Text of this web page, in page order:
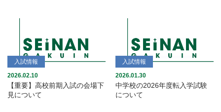
入試情報
2026.02.10
【重要】高校前期入試の会場下
見について
入試情報
2026.01.30
中学校の2026年度転入学試験
について